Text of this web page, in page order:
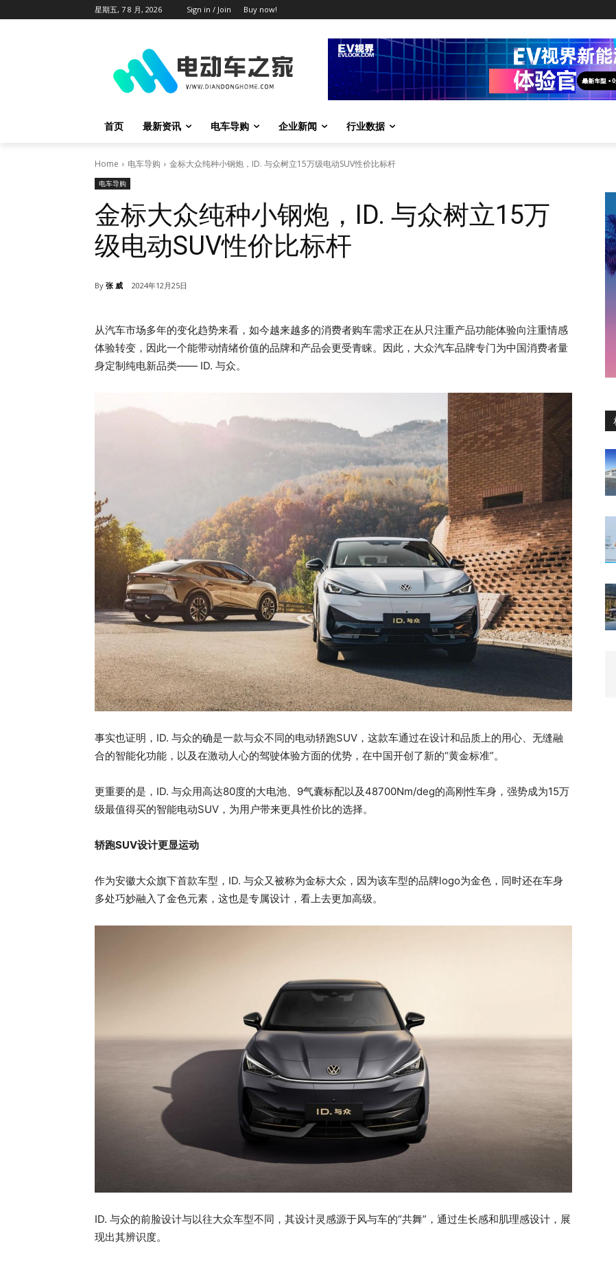
星期五, 7 8 月, 2026 Sign in / Join Buy now!
首页 最新资讯 电车导购 企业新闻 行业数据
Home 电车导购 金标大众纯种小钢炮，ID. 与众树立15万级电动SUV性价比标杆
电车导购
金标大众纯种小钢炮，ID. 与众树立15万
级电动SUV性价比标杆
By 张 威 2024年12月25日
从汽车市场多年的变化趋势来看，如今越来越多的消费者购车需求正在从只注重产品功能体验向注重情感
体验转变，因此一个能带动情绪价值的品牌和产品会更受青睐。因此，大众汽车品牌专门为中国消费者量
身定制纯电新品类—— ID. 与众。
事实也证明，ID. 与众的确是一款与众不同的电动轿跑SUV，这款车通过在设计和品质上的用心、无缝融
合的智能化功能，以及在激动人心的驾驶体验方面的优势，在中国开创了新的“黄金标准”。
更重要的是，ID. 与众用高达80度的大电池、9气囊标配以及48700Nm/deg的高刚性车身，强势成为15万
级最值得买的智能电动SUV，为用户带来更具性价比的选择。
轿跑SUV设计更显运动
作为安徽大众旗下首款车型，ID. 与众又被称为金标大众，因为该车型的品牌logo为金色，同时还在车身
多处巧妙融入了金色元素，这也是专属设计，看上去更加高级。
ID. 与众的前脸设计与以往大众车型不同，其设计灵感源于风与车的“共舞”，通过生长感和肌理感设计，展
现出其辨识度。